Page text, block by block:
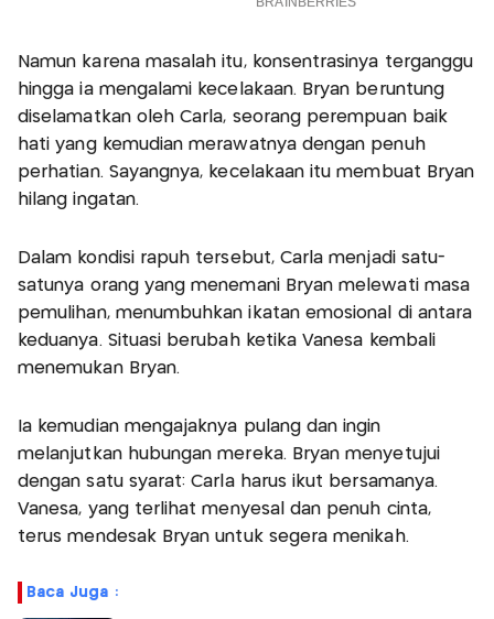
Namun karena masalah itu, konsentrasinya terganggu
hingga ia mengalami kecelakaan. Bryan beruntung
diselamatkan oleh Carla, seorang perempuan baik
hati yang kemudian merawatnya dengan penuh
perhatian. Sayangnya, kecelakaan itu membuat Bryan
hilang ingatan.
Dalam kondisi rapuh tersebut, Carla menjadi satu-
satunya orang yang menemani Bryan melewati masa
pemulihan, menumbuhkan ikatan emosional di antara
keduanya. Situasi berubah ketika Vanesa kembali
menemukan Bryan.
Ia kemudian mengajaknya pulang dan ingin
melanjutkan hubungan mereka. Bryan menyetujui
dengan satu syarat: Carla harus ikut bersamanya.
Vanesa, yang terlihat menyesal dan penuh cinta,
terus mendesak Bryan untuk segera menikah.
Baca Juga :